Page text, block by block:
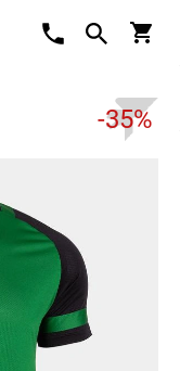
-35%